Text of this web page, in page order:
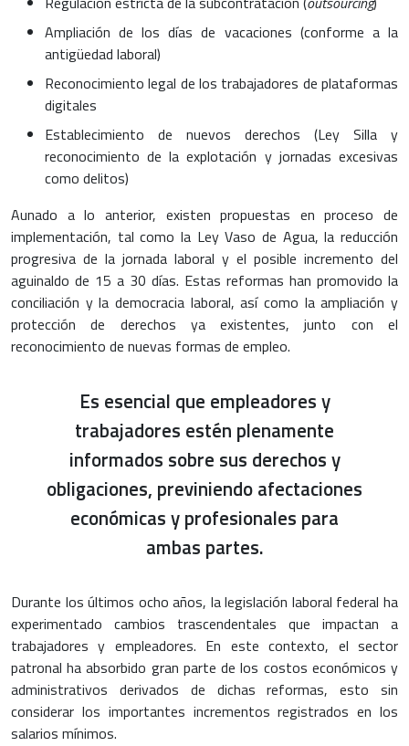
Ampliación de los días de vacaciones (conforme a la
antigüedad laboral)
Reconocimiento legal de los trabajadores de plataformas
digitales
Establecimiento de nuevos derechos (Ley Silla y
reconocimiento de la explotación y jornadas excesivas
como delitos)
Aunado a lo anterior, existen propuestas en proceso de
implementación, tal como la Ley Vaso de Agua, la reducción
progresiva de la jornada laboral y el posible incremento del
aguinaldo de 15 a 30 días. Estas reformas han promovido la
conciliación y la democracia laboral, así como la ampliación y
protección de derechos ya existentes, junto con el
reconocimiento de nuevas formas de empleo.
Es esencial que empleadores y
trabajadores estén plenamente
informados sobre sus derechos y
obligaciones, previniendo afectaciones
económicas y profesionales para
ambas partes.
Durante los últimos ocho años, la legislación laboral federal ha
experimentado cambios trascendentales que impactan a
trabajadores y empleadores. En este contexto, el sector
patronal ha absorbido gran parte de los costos económicos y
administrativos derivados de dichas reformas, esto sin
considerar los importantes incrementos registrados en los
salarios mínimos.